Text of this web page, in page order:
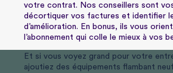
votre contrat. Nos conseillers sont
décortiquer vos factures et identifier
d’amélioration. En bonus, ils vous
l’abonnement qui colle le mieux à vos
Et si vous voyez grand pour votre
ajoutiez des équipements flambant